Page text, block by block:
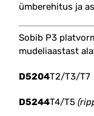
ümberehitus ja
Sobib P3
mudeliaastast
D5204T2/T3/T7
D5244T4/T5